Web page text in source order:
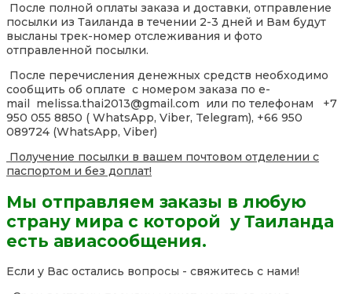
После полной оплаты заказа и доставки, отправление
посылки из Таиланда в течении 2-3 дней и Вам будут
высланы трек-номер отслеживания и фото
отправленной посылки.
После перечисления денежных средств необходимо
сообщить об оплате с номером заказа по e-
mail melissa.thai2013@gmail.com или по телефонам +7
950 055 8850 ( WhatsApp, Viber, Telegram), +66 950
089724 (WhatsApp, Viber)
Получение посылки в вашем почтовом отделении с
паспортом и без доплат!
Мы отправляем заказы в любую
страну мира с которой у Таиланда
есть авиасообщения.
Если у Вас остались вопросы - свяжитесь с нами!